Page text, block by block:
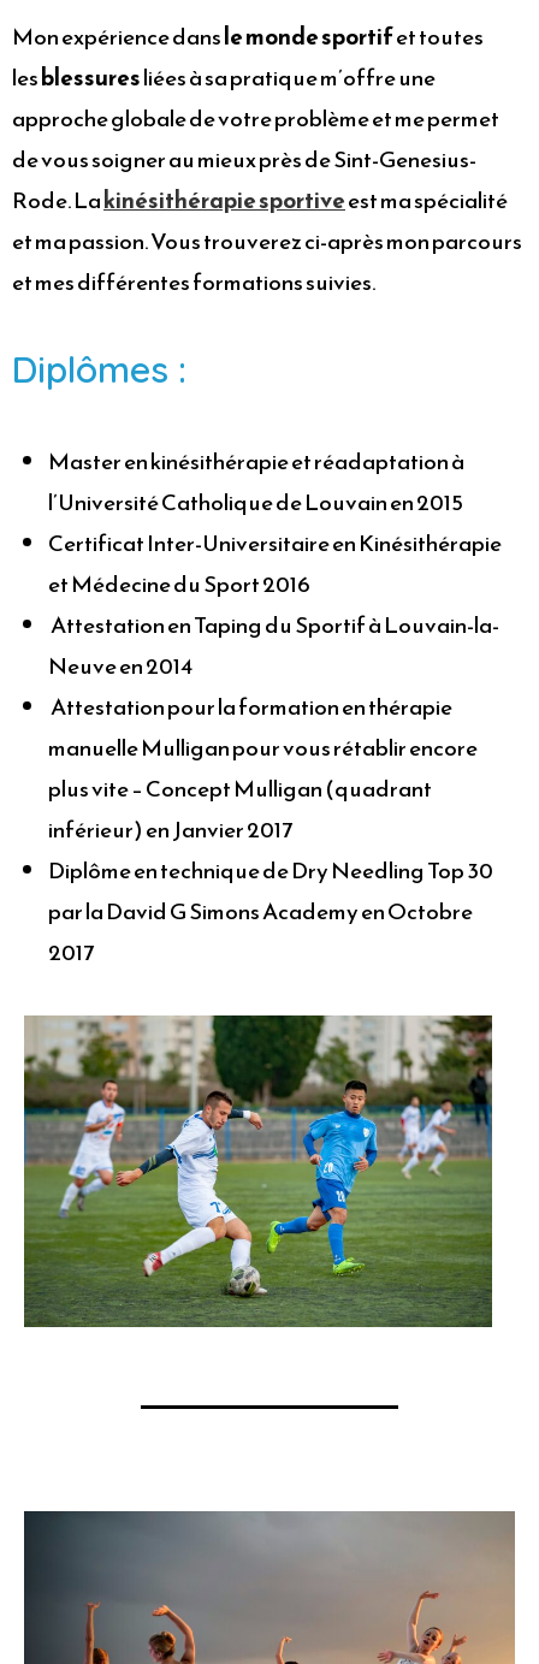
Mon expérience dansle monde sportifet toutes
lesblessuresliées à sa pratique m’offre une
approche globale de votre problème et me permet
de vous soigner au mieux près de Sint-Genesius-
Rode. Lakinésithérapie sportiveest ma spécialité
et ma passion. Vous trouverez ci-après mon parcours
et mes différentes formations suivies.
Diplômes :
Master en kinésithérapie et réadaptation à
l’Université Catholique de Louvain en 2015
Certificat Inter-Universitaire en Kinésithérapie
et Médecine du Sport 2016
Attestation en Taping du Sportif à Louvain-la-
Neuve en 2014
Attestation pour la formation en thérapie
manuelle Mulligan pour vous rétablir encore
plus vite – Concept Mulligan (quadrant
inférieur) en Janvier 2017
Diplôme en technique de Dry Needling Top 30
par la David G Simons Academy en Octobre
2017